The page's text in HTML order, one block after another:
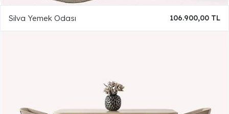
Silva Yemek Odası 106.900,00 TL